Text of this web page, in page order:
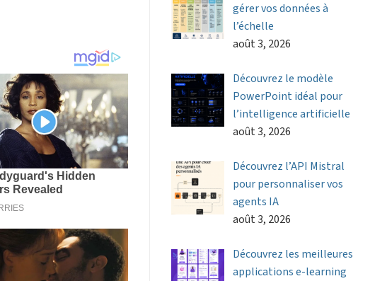
gérer vos données à
l’échelle
août 3, 2026
Découvrez le modèle
PowerPoint idéal pour
l’intelligence artificielle
août 3, 2026
Découvrez l’API Mistral
pour personnaliser vos
agents IA
août 3, 2026
Découvrez les meilleures
applications e-learning